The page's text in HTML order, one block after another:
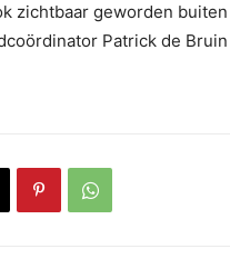
zichtbaar geworden
Patrick de